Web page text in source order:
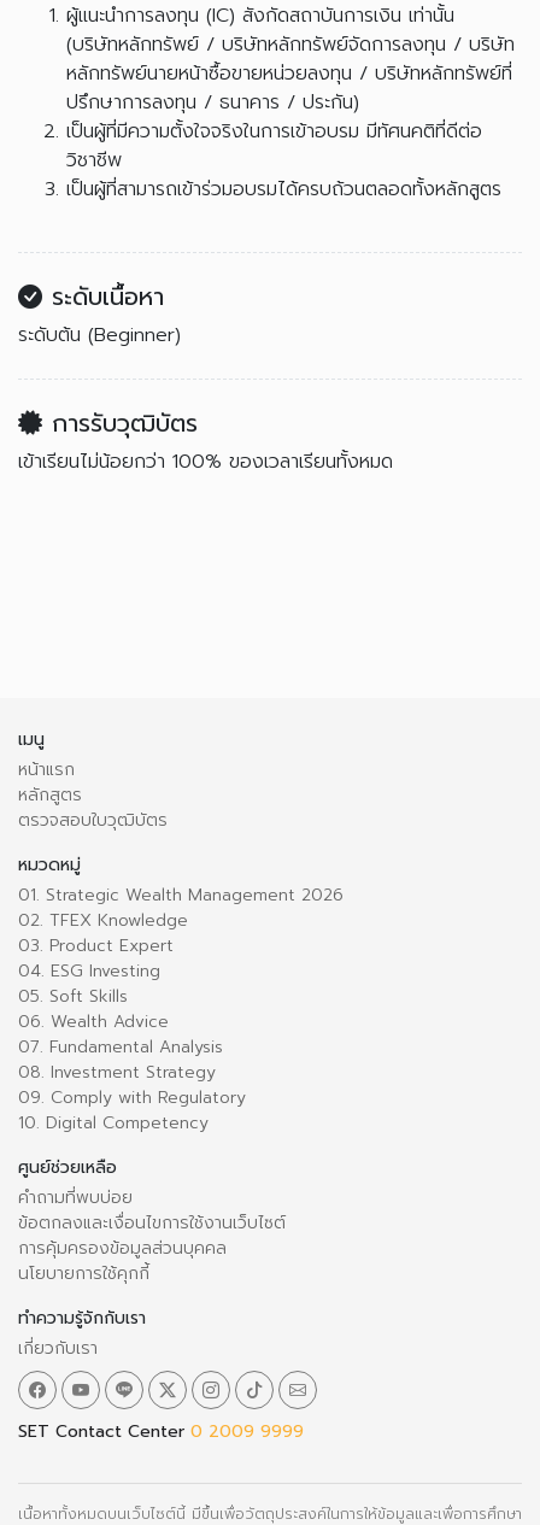
ผู้แนะนำการลงทุน (IC) สังกัดสถาบันการเงิน เท่านั้น
(บริษัทหลักทรัพย์ / บริษัทหลักทรัพย์จัดการลงทุน / บริษัท
หลักทรัพย์นายหน้าซื้อขายหน่วยลงทุน / บริษัทหลักทรัพย์ที่
ปรึกษาการลงทุน / ธนาคาร / ประกัน)
เป็นผู้ที่มีความตั้งใจจริงในการเข้าอบรม มีทัศนคติที่ดีต่อ
วิชาชีพ
เป็นผู้ที่สามารถเข้าร่วมอบรมได้ครบถ้วนตลอดทั้งหลักสูตร
ระดับเนื้อหา
ระดับต้น (Beginner)
การรับวุฒิบัตร
เข้าเรียนไม่น้อยกว่า 100% ของเวลาเรียนทั้งหมด
เมนู
หน้าแรก
หลักสูตร
ตรวจสอบใบวุฒิบัตร
หมวดหมู่
01. Strategic Wealth Management 2026
02. TFEX Knowledge
03. Product Expert
04. ESG Investing
05. Soft Skills
06. Wealth Advice
07. Fundamental Analysis
08. Investment Strategy
09. Comply with Regulatory
10. Digital Competency
ศูนย์ช่วยเหลือ
คำถามที่พบบ่อย
ข้อตกลงและเงื่อนไขการใช้งานเว็บไซต์
การคุ้มครองข้อมูลส่วนบุคคล
นโยบายการใช้คุกกี้
ทำความรู้จักกับเรา
เกี่ยวกับเรา
SET Contact Center 0 2009 9999
เนื้อหาทั้งหมดบนเว็บไซต์นี้ มีขึ้นเพื่อวัตถุประสงค์ในการให้ข้อมูลและเพื่อการศึกษา